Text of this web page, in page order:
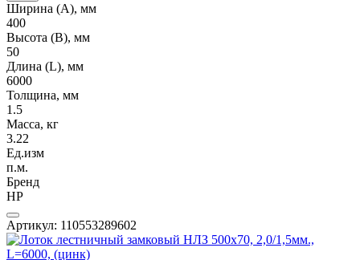
Ширина (А), мм
400
Высота (В), мм
50
Длина (L), мм
6000
Толщина, мм
1.5
Масса, кг
3.22
Ед.изм
п.м.
Бренд
НР
Артикул: 110553289602